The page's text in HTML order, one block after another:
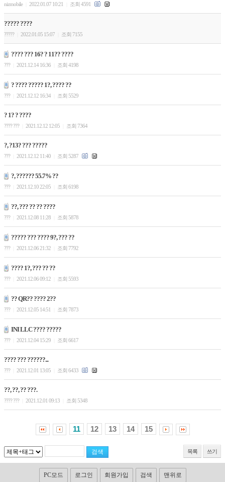
nizmobile 2022.01.07 10:21 조회 4591
????? ????
????? 2022.01.05 15:07 조회 7155
???? ??? 16? ? 11?? ????
??? 2021.12.14 16:36 조회 4198
? ???? ????? 1?, ???? ??
??? 2021.12.12 16:34 조회 5529
? 1? ? ????
???? ??? 2021.12.12 12:05 조회 7364
?, ?13? ??? ?????
??? 2021.12.12 11:40 조회 5287
?, ?????? 55.7% ??
??? 2021.12.10 22:05 조회 6198
??, ??? ?? ?? ????
??? 2021.12.08 11:28 조회 5878
????? ??? ???? 9?, ??? ??
??? 2021.12.06 21:32 조회 7792
???? 1?, ??? ?? ??
??? 2021.12.06 09:12 조회 5593
?? QR?? ???? 2??
??? 2021.12.05 14:51 조회 7873
INI LLC ???? ?????
??? 2021.12.04 15:29 조회 6617
???? ??? ??????...
??? 2021.12.01 13:05 조회 6433
??, ??, ?? ???.
???? ??? 2021.12.01 09:13 조회 5348
11 12 13 14 15
목록 쓰기
PC모드 로그인 회원가입 검색 맨위로